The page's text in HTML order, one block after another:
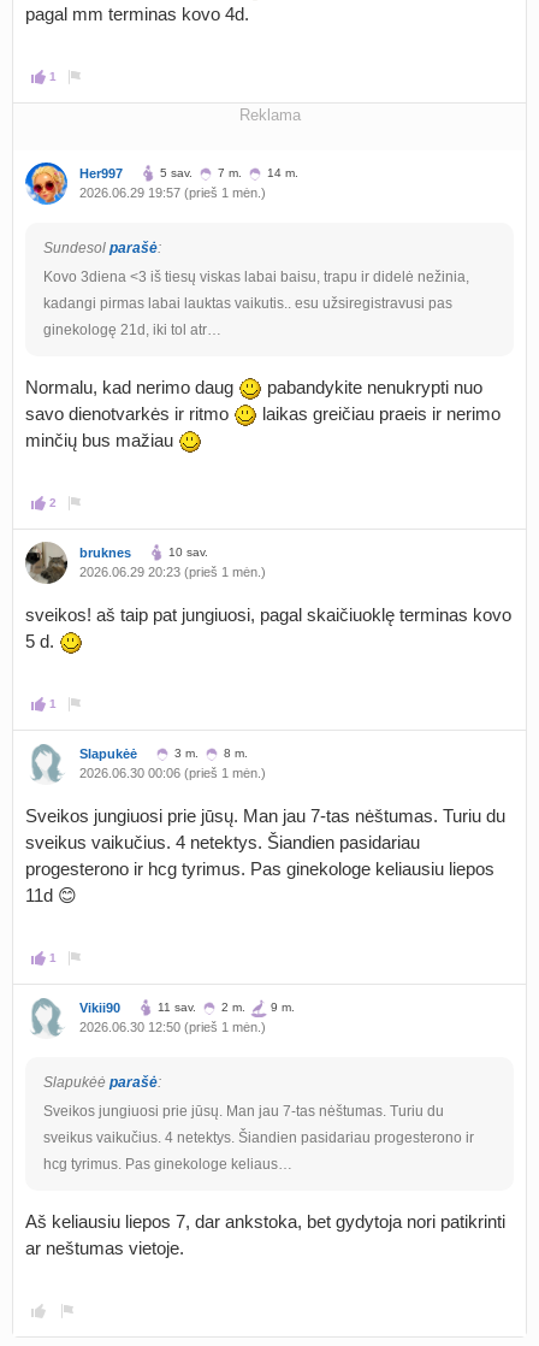
pagal mm terminas kovo 4d.
1
Reklama
Her997 5 sav. 7 m. 14 m.
2026.06.29 19:57 (prieš 1 mėn.)
Sundesol parašė:
Kovo 3diena <3 iš tiesų viskas labai baisu, trapu ir didelė nežinia,
kadangi pirmas labai lauktas vaikutis.. esu užsiregistravusi pas
ginekologę 21d, iki tol atr…
Normalu, kad nerimo daug
pabandykite nenukrypti nuo
savo dienotvarkės ir ritmo
laikas greičiau praeis ir nerimo
minčių bus mažiau
2
bruknes 10 sav.
2026.06.29 20:23 (prieš 1 mėn.)
sveikos! aš taip pat jungiuosi, pagal skaičiuoklę terminas kovo
5 d.
1
Slapukėė 3 m. 8 m.
2026.06.30 00:06 (prieš 1 mėn.)
Sveikos jungiuosi prie jūsų. Man jau 7-tas nėštumas. Turiu du
sveikus vaikučius. 4 netektys. Šiandien pasidariau
progesterono ir hcg tyrimus. Pas ginekologe keliausiu liepos
11d 😊
1
Vikii90 11 sav. 2 m. 9 m.
2026.06.30 12:50 (prieš 1 mėn.)
Slapukėė parašė:
Sveikos jungiuosi prie jūsų. Man jau 7-tas nėštumas. Turiu du
sveikus vaikučius. 4 netektys. Šiandien pasidariau progesterono ir
hcg tyrimus. Pas ginekologe keliaus…
Aš keliausiu liepos 7, dar ankstoka, bet gydytoja nori patikrinti
ar neštumas vietoje.